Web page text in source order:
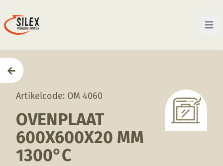
Open
Artikelcode: OM 4060
OVENPLAAT
600X600X20 MM
1300°C